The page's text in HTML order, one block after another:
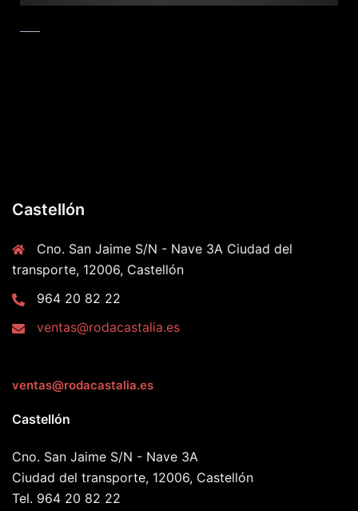
Castellón
Cno. San Jaime S/N - Nave 3A Ciudad del
transporte, 12006, Castellón
964 20 82 22
ventas@rodacastalia.es
ventas@rodacastalia.es
Castellón
Cno. San Jaime S/N - Nave 3A
Ciudad del transporte, 12006, Castellón
Tel. 964 20 82 22